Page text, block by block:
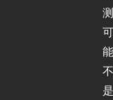
测
可
能
不
是